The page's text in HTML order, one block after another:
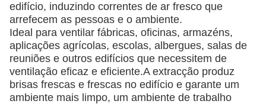
edifício, induzindo correntes de ar fresco que
arrefecem as pessoas e o ambiente.
Ideal para ventilar fábricas, oficinas, armazéns,
aplicações agrícolas, escolas, albergues, salas de
reuniões e outros edifícios que necessitem de
ventilação eficaz e eficiente.A extracção produz
brisas frescas e frescas no edifício e garante um
ambiente mais limpo, um ambiente de trabalho